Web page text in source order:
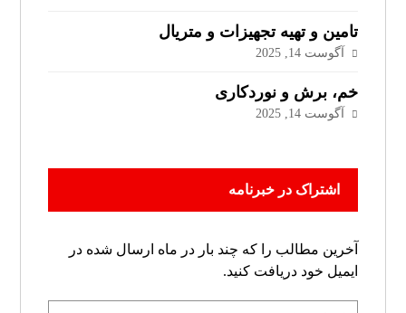
تامین و تهیه تجهیزات و متریال
آگوست 14, 2025
خم، برش و نوردکاری
آگوست 14, 2025
اشتراک در خبرنامه
آخرین مطالب را که چند بار در ماه ارسال شده در
ایمیل خود دریافت کنید.